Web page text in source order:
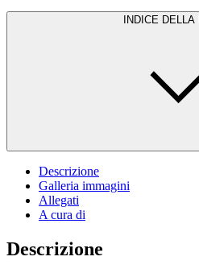
INDICE
Descrizione
Galleria immagini
Allegati
A cura di
Descrizione